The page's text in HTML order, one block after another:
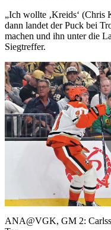
„Ich wollte ‚Kreids‘ (Chris
dann landet der Puck bei
machen und ihn unter die
Siegtreffer.
ANA@VGK, GM 2: